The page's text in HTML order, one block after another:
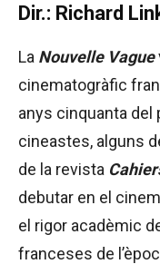
Dir.: Richard
La Nouvelle Vague
cinematogràfic
anys cinquanta del
cineastes, alguns
de la revista
debutar en el
el rigor acadèmic
franceses de